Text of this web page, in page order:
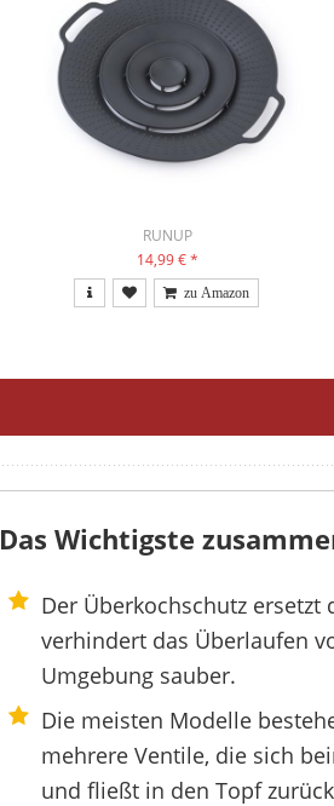
RUNUP
14,99 €*
NETROX
26,89 €
21,89 €
Das Wichtigste
Der Überkochschutz
verhindert das Überlaufen
Umgebung sauber.
Die meisten Modelle
mehrere Ventile, die sich
und fließt in den Topf